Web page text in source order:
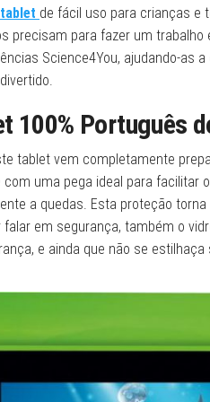
tablet de fácil uso para crianças e
precisam para fazer um
Science4You, ajudando-as
100% Português
tablet vem completamente
uma pega ideal para facilitar
a quedas. Esta proteção
em segurança, também o
e ainda que não se